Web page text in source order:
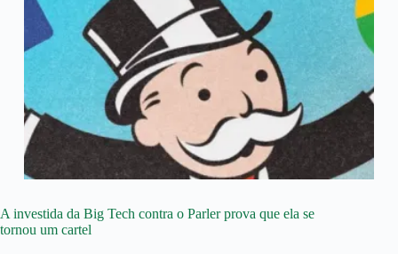
A investida da Big Tech contra o Parler prova que ela se
tornou um cartel